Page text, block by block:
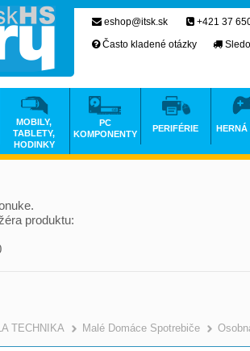
produktu:
TECHNIKA Malé Domáce Spotrebiče
eshop@itsk.sk +421 37
Často kladené otázky
MOBILY,
TABLETY,
HODINKY
PC
KOMPONENTY
PERIFÉRIE HERNÁ